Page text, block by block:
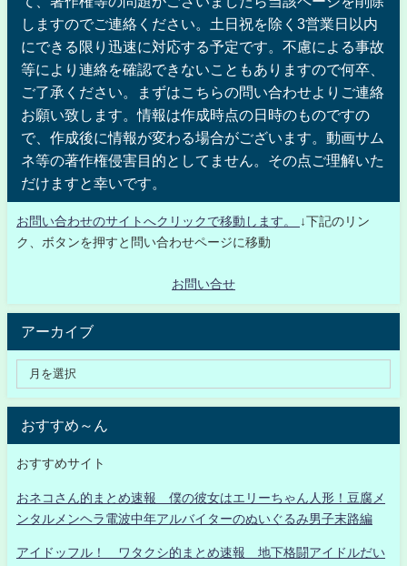
しますのでご連絡ください。土日祝を除く3営業日以内
にできる限り迅速に対応する予定です。不慮による事故
等により連絡を確認できないこともありますので何卒、
ご了承ください。まずはこちらの問い合わせよりご連絡
お願い致します。情報は作成時点の日時のものですの
で、作成後に情報が変わる場合がございます。動画サム
ネ等の著作権侵害目的としてません。その点ご理解いた
だけますと幸いです。
お問い合わせのサイトへクリックで移動します。
↓下記のリン
ク、ボタンを押すと問い合わせページに移動
お問い合せ
アーカイブ
おすすめ～ん
おすすめサイト
おネコさん的まとめ速報 僕の彼女はエリーちゃん人形！豆腐メ
ンタルメンヘラ電波中年アルバイターのぬいぐるみ男子末路編
アイドッフル！ ワタクシ的まとめ速報 地下格闘アイドルだい